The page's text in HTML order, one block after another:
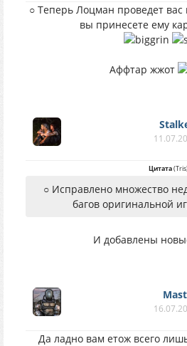
○ Теперь Лоцман проведет
вы принесете ему
Аффтар жжот
Цитата(Tris
○ Исправлено множество
багов оригинальной
И добавлены
Да ладно вам етож всего